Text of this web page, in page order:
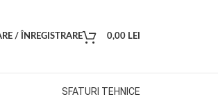
/ ÎNREGISTRARE 0,00 LEI
SFATURI TEHNICE